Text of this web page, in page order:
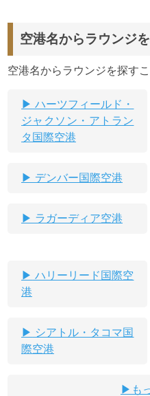
空港名からラウンジ
空港名からラウンジを探すこ
ハーツフィールド・
ジャクソン・アトラン
タ国際空港
デンバー国際空港
ラガーディア空港
ハリーリード国際空
港
シアトル・タコマ国
際空港
も